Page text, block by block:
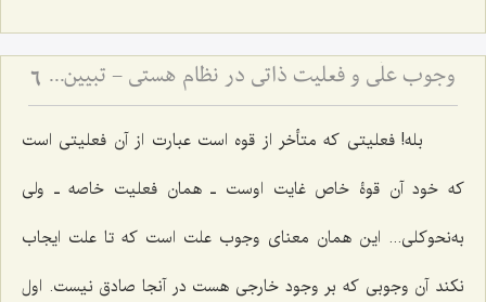
وجوب علّی و فعلیت ذاتی در نظام هستی - تبیین رابطه ضرورت علت با تحقق معلول در عالم خارج 6
بله! فعلیتی که متأخر از قوه است عبارت از آن فعلیتی است
که خود آن قوۀ خاص غایت اوست ـ همان فعلیت خاصه ـ ولی
به‌نحوکلی... این همان معنای وجوب علت است که تا علت ایجاب
نکند آن وجوبی که بر وجود خارجی هست در آنجا صادق نیست. اول